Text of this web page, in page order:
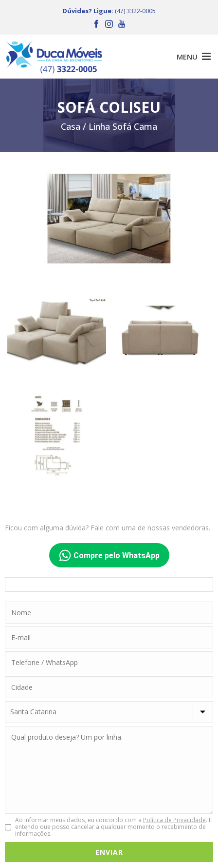
Dúvidas? Ligue: (47) 3322-0005
SOFÁ COLISEU
Casa / Linha Sofá Cama
Ficou com alguma dúvida? Fale com uma de nossas vendedoras.
Compre pelo WhatsApp
Ao informar meus dados, eu concordo com a Política de Privacidade. E
entendo que posso cancelar a qualquer momento o recebimento de
informações.